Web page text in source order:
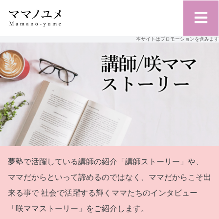
本サイトはプロモーションを含みます
夢塾で活躍している講師の紹介「講師ストーリー」や、
ママだからといって諦めるのではなく、ママだからこそ出
来る事で 社会で活躍する輝くママたちのインタビュー
「咲ママストーリー」をご紹介します。